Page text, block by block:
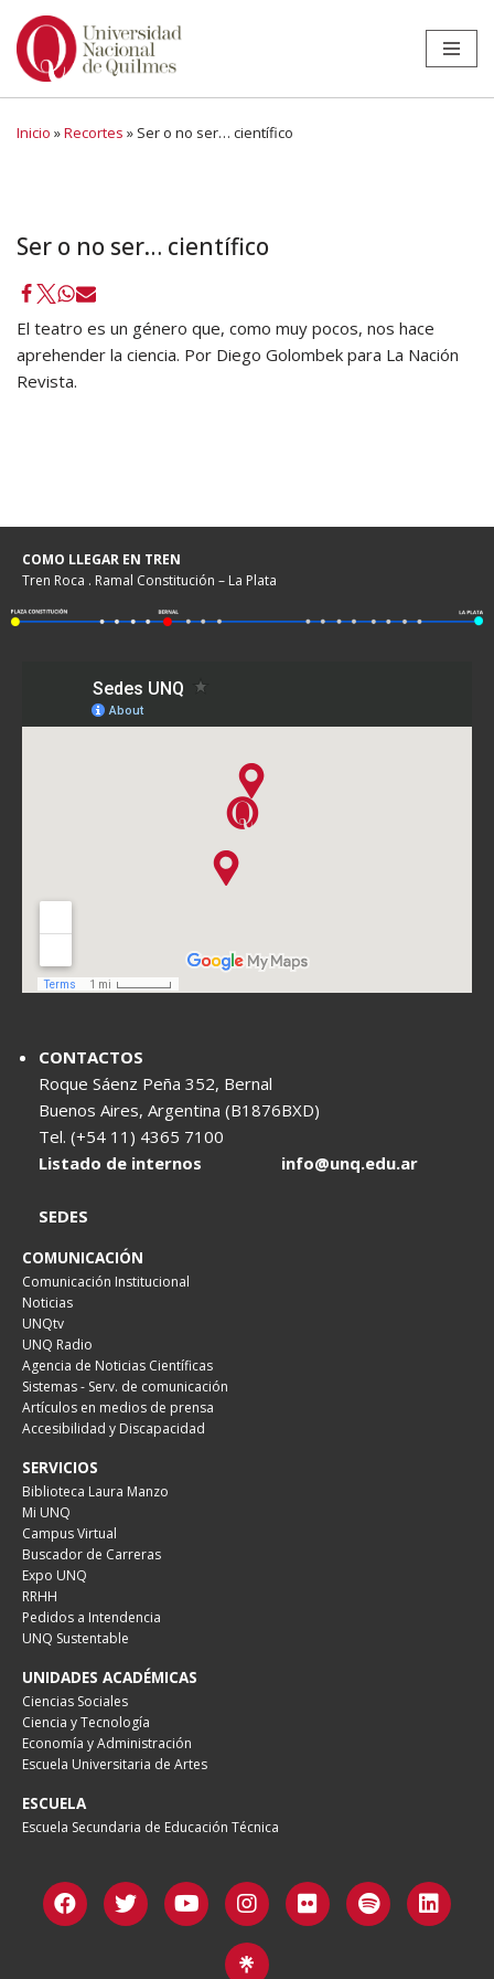
Ir
Inicio »Recortes » Ser o no ser… científico
Ser o no ser… científico
El teatro es un género que, como muy pocos, nos hace
aprehender la ciencia. Por Diego Golombek para La Nación
Revista.
COMO LLEGAR EN TREN
Tren Roca . Ramal Constitución – La Plata
CONTACTOS
Roque Sáenz Peña 352, Bernal
Buenos Aires, Argentina (B1876BXD)
Tel. (+54 11) 4365 7100
Listado de internos
info@unq.edu.ar
SEDES
COMUNICACIÓN
Comunicación Institucional
Noticias
UNQtv
UNQ Radio
Agencia de Noticias Científicas
Sistemas - Serv. de comunicación
Artículos en medios de prensa
Accesibilidad y Discapacidad
SERVICIOS
Biblioteca Laura Manzo
Mi UNQ
Campus Virtual
Buscador de Carreras
Expo UNQ
RRHH
Pedidos a Intendencia
UNQ Sustentable
UNIDADES ACADÉMICAS
Ciencias Sociales
Ciencia y Tecnología
Economía y Administración
Escuela Universitaria de Artes
ESCUELA
Escuela Secundaria de Educación Técnica